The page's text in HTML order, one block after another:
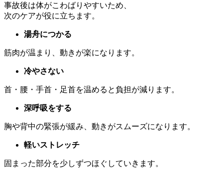
事故後は体がこわばりやすいため、
次のケアが役に立ちます。
湯舟につかる
筋肉が温まり、動きが楽になります。
冷やさない
首・腰・手首・足首を温めると負担が減ります。
深呼吸をする
胸や背中の緊張が緩み、動きがスムーズになります。
軽いストレッチ
固まった部分を少しずつほぐしていきます。